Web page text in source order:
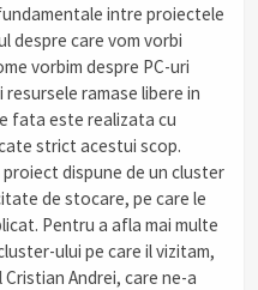
intre proiectele
despre care vom vorbi
vorbim despre PC-uri
ramase libere in
fata este realizata cu
strict acestui scop.
dispune de un cluster
de stocare, pe care le
Pentru a afla mai multe
ului pe care il vizitam,
Andrei, care ne-a